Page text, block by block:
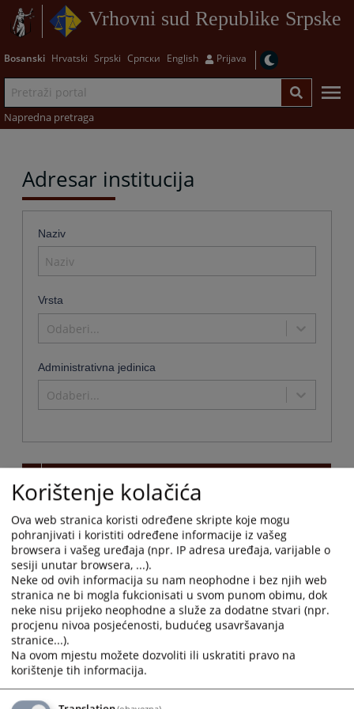
Vrhovni sud Republike Srpske
Bosanski Hrvatski Srpski Српски English Prijava
Napredna pretraga
Adresar institucija
Naziv
Vrsta
Odaberi...
Administrativna jedinica
Odaberi...
Vrhovni sud Republike Srpske
Naziv institucije:
Vrhovni sud Republike Srpske
Adresa:
Aleja svetog Save bb, 78000 Banja Luka
Telefon:
051 212 801
Telefaks:
051 226 071
Adresa elektronske pošte:
jelena.despotovic@pravosudje.ba
Web stranica:
https://vsud-rs.pravosudje.ba
Radno vrijeme:
08:00-16:00
Predsjednik:
Daniela Milovanović
Druga kontakt osoba:
Jelena Despotović
Korištenje kolačića
Ova web stranica koristi određene skripte koje mogu
pohranjivati i koristiti određene informacije iz vašeg
browsera i vašeg uređaja (npr. IP adresa uređaja, varijable o
sesiji unutar browsera, ...).
Neke od ovih informacija su nam neophodne i bez njih web
stranica ne bi mogla fukcionisati u svom punom obimu, dok
neke nisu prijeko neophodne a služe za dodatne stvari (npr.
procjenu nivoa posjećenosti, budućeg usavršavanja
stranice...).
Na ovom mjestu možete dozvoliti ili uskratiti pravo na
korištenje tih informacija.